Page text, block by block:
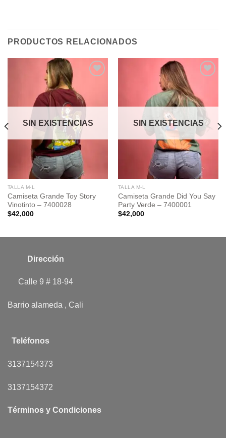
PRODUCTOS RELACIONADOS
SIN EXISTENCIAS
TALLA M-L
Camiseta Grande Toy Story
Vinotinto – 7400028
$42,000
SIN EXISTENCIAS
TALLA M-L
Camiseta Grande Did You Say
Party Verde – 7400001
$42,000
Dirección
Calle 9 # 18-94
Barrio alameda , Cali
Teléfonos
3137154373
3137154372
Términos y Condiciones